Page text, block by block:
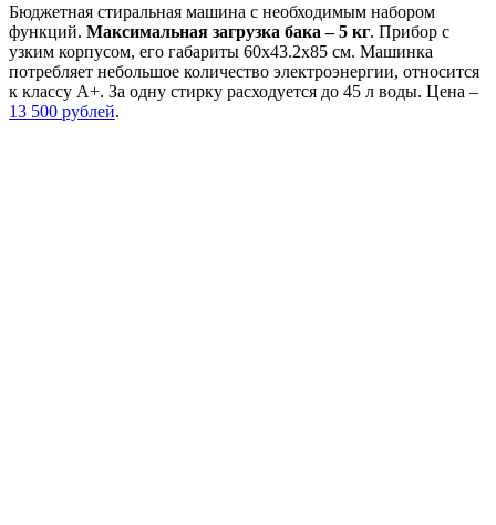
Бюджетная стиральная машина с необходимым набором
функций. Максимальная загрузка бака – 5 кг. Прибор с
узким корпусом, его габариты 60х43.2х85 см. Машинка
потребляет небольшое количество электроэнергии, относится
к классу А+. За одну стирку расходуется до 45 л воды. Цена –
13 500 рублей.